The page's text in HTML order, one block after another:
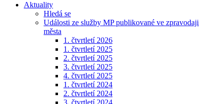
Aktuality
Hledá se
Události ze služby MP publikované ve zpravodaji
města
1. čtvrtletí 2026
1. čtvrtletí 2025
2. čtvrtletí 2025
3. čtvrtletí 2025
4. čtvrtletí 2025
1. čtvrtletí 2024
2. čtvrtletí 2024
3. čtvrtletí 2024